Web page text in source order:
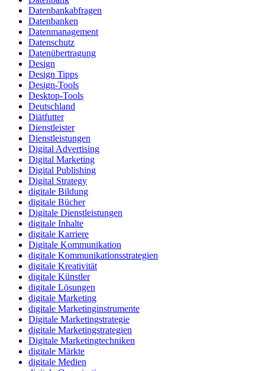
Datenbankabfragen
Datenbanken
Datenmanagement
Datenschutz
Datenübertragung
Design
Design Tipps
Design-Tools
Desktop-Tools
Deutschland
Diätfutter
Dienstleister
Dienstleistungen
Digital Advertising
Digital Marketing
Digital Publishing
Digital Strategy
digitale Bildung
digitale Bücher
Digitale Dienstleistungen
digitale Inhalte
digitale Karriere
Digitale Kommunikation
digitale Kommunikationsstrategien
digitale Kreativität
digitale Künstler
digitale Lösungen
digitale Marketing
digitale Marketinginstrumente
Digitale Marketingstrategie
digitale Marketingstrategien
Digitale Marketingtechniken
digitale Märkte
digitale Medien